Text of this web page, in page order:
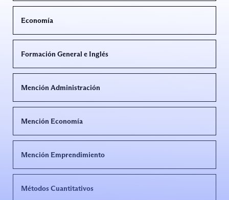
Economía
Formación General e Inglés
Mención Administración
Mención Economía
Mención Emprendimiento
Métodos Cuantitativos